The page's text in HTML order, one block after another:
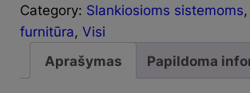
Category: Slankiosioms sistemoms,
furnitūra, Visi
Aprašymas
Papildoma